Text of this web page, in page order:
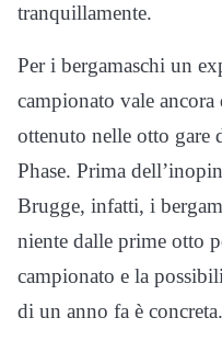
tranquillamente.
Per i bergamaschi un
campionato vale
ottenuto nelle otto gare
Phase. Prima
Brugge, infatti, i
niente dalle prime otto
campionato e la
di un anno fa è concreta.